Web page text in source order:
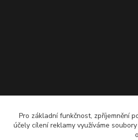
Pro základní funkčnost, zpříjemnění
účely cílení reklamy využíváme